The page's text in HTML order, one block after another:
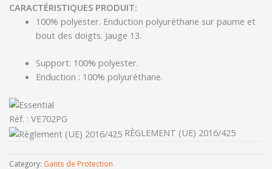
CARACTÉRISTIQUES PRODUIT:
100% polyester. Enduction polyuréthane sur paume et
bout des doigts. Jauge 13.
Support: 100% polyester.
Enduction : 100% polyuréthane.
Réf. : VE702PG
RÈGLEMENT (UE) 2016/425
Category: Gants de Protection